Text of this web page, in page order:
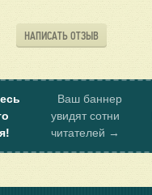
НАПИСАТЬ ОТЗЫВ
Ваш баннер
увидят сотни
читателей →